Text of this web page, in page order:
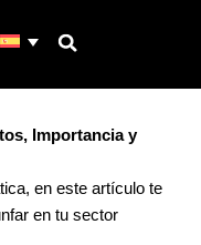
Importancia y
en este artículo te
en tu sector